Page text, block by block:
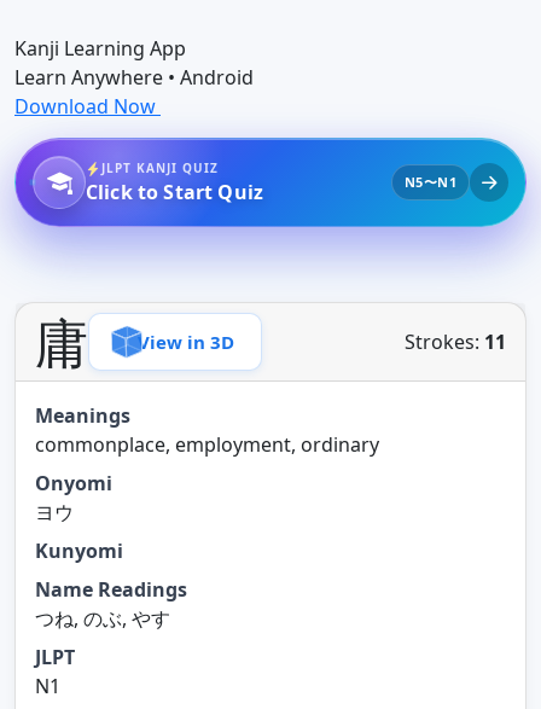
Kanji Learning App
Learn Anywhere • Android
Download Now
JLPT KANJI QUIZ
Click to Start Quiz N5〜N1
庸 View in 3D Strokes: 11
Meanings
commonplace, employment, ordinary
Onyomi
ヨウ
Kunyomi
Name Readings
つね, のぶ, やす
JLPT
N1